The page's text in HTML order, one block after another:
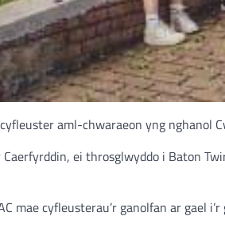
aml-chwaraeon yng nghanol
ei throsglwyddo i Baton
mae cyfleusterau’r ganolfan ar gael